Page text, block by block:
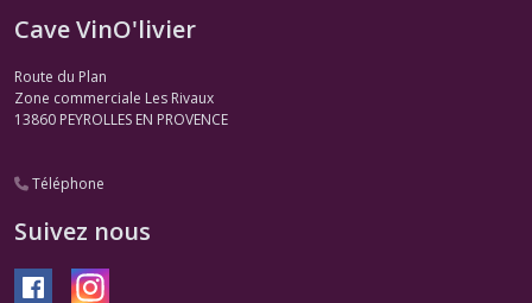
(2)
Bandol
et
(2)
Rouge
Cave VinO'livier
Route du Plan
Zone commerciale Les Rivaux
13860 PEYROLLES EN PROVENCE
Téléphone
Suivez nous